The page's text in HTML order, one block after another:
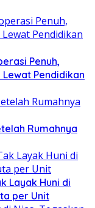
Penuh,
Pendidikan
Rumahnya
Layak Huni di
per Unit